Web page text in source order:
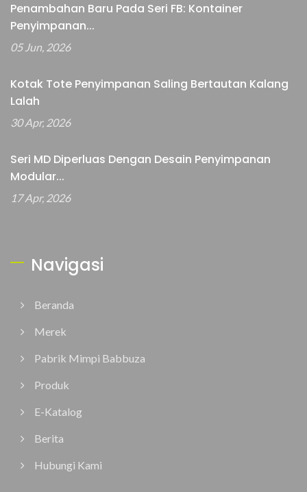
Penambahan Baru Pada Seri FB: Kontainer
Penyimpanan...
05 Jun, 2026
Kotak Tote Penyimpanan Saling Bertautan Kalang
Lalah
30 Apr, 2026
Seri MD Diperluas Dengan Desain Penyimpanan
Modular...
17 Apr, 2026
Navigasi
Beranda
Merek
Pabrik Mimpi Babbuza
Produk
E-Katalog
Berita
Hubungi Kami